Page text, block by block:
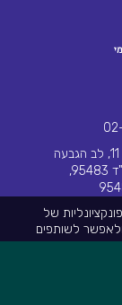
של
לשותפים
ניתן לדחות
אתה
בית הדפוס 11, לב הגבעה
ירושלים. ת"ד 95483,